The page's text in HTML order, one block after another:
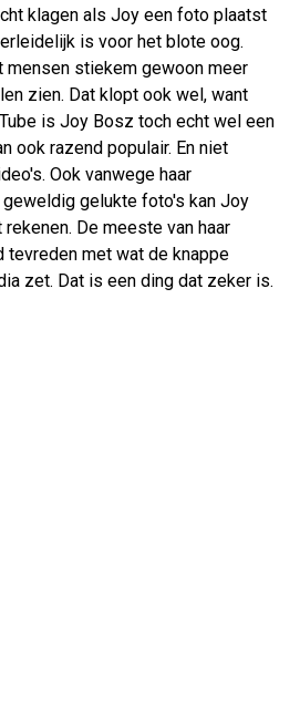
klagen als Joy een foto plaatst
is voor het blote oog.
mensen stiekem gewoon meer
zien. Dat klopt ook wel, want
is Joy Bosz toch echt wel een
ook razend populair. En niet
Ook vanwege haar
gelukte foto's kan Joy
De meeste van haar
met wat de knappe
zet. Dat is een ding dat zeker is.